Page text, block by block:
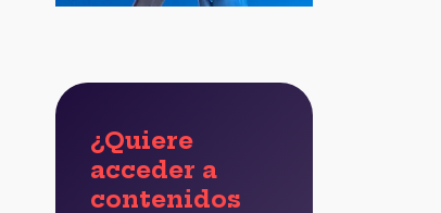
¿Quiere
acceder a
contenidos